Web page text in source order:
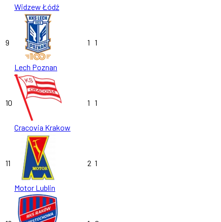
Widzew Łódź
9
Lech Poznan
1 1
10
Cracovia Krakow
1 1
11
Motor Lublin
2 1